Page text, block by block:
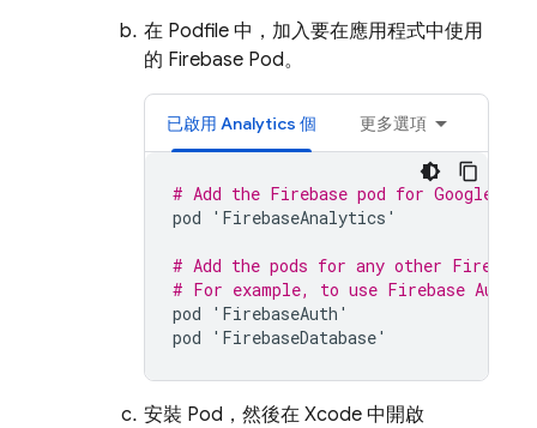
在 Podfile 中，加入要在應用程式中使用
的 Firebase Pod。
已啟用 Analytics 個 更多選項
# Add the Firebase pod for Google
pod
' FirebaseAnalytics '
# Add the pods for any other
# For example, to use Firebase
pod
' FirebaseAuth '
pod
' FirebaseDatabase'
安裝 Pod，然後在 Xcode 中開啟